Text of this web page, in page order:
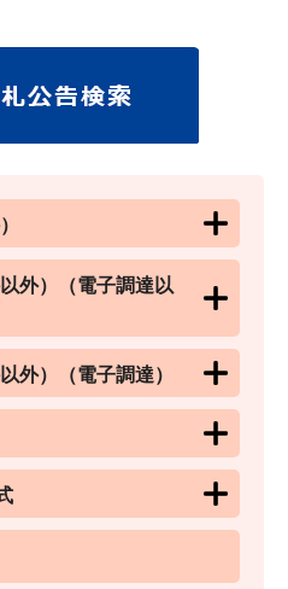
外）（電子調達以
外）（電子調達）